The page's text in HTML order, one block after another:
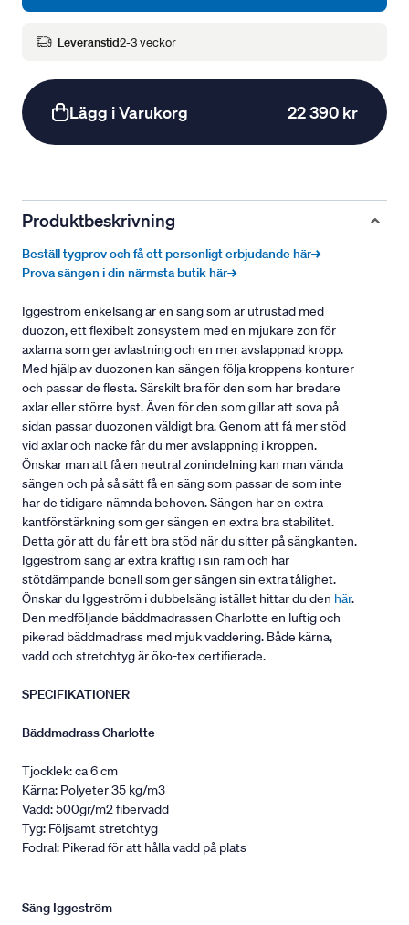
Leveranstid2-3 veckor
Lägg i Varukorg 22 390 kr
Produktbeskrivning
Beställ tygprov och få ett personligt erbjudande här→
Prova sängen i din närmsta butik här→
Iggeström enkelsäng är en säng som är utrustad med
duozon, ett flexibelt zonsystem med en mjukare zon för
axlarna som ger avlastning och en mer avslappnad kropp.
Med hjälp av duozonen kan sängen följa kroppens konturer
och passar de flesta. Särskilt bra för den som har bredare
axlar eller större byst. Även för den som gillar att sova på
sidan passar duozonen väldigt bra. Genom att få mer stöd
vid axlar och nacke får du mer avslappning i kroppen.
Önskar man att få en neutral zonindelning kan man vända
sängen och på så sätt få en säng som passar de som inte
har de tidigare nämnda behoven. Sängen har en extra
kantförstärkning som ger sängen en extra bra stabilitet.
Detta gör att du får ett bra stöd när du sitter på sängkanten.
Iggeström säng är extra kraftig i sin ram och har
stötdämpande bonell som ger sängen sin extra tålighet.
Önskar du Iggeström i dubbelsäng istället hittar du den här.
Den medföljande bäddmadrassen Charlotte en luftig och
pikerad bäddmadrass med mjuk vaddering. Både kärna,
vadd och stretchtyg är öko-tex certifierade.
SPECIFIKATIONER
Bäddmadrass Charlotte
Tjocklek: ca 6 cm
Kärna: Polyeter 35 kg/m3
Vadd: 500gr/m2 fibervadd
Tyg: Följsamt stretchtyg
Fodral: Pikerad för att hålla vadd på plats
Säng Iggeström